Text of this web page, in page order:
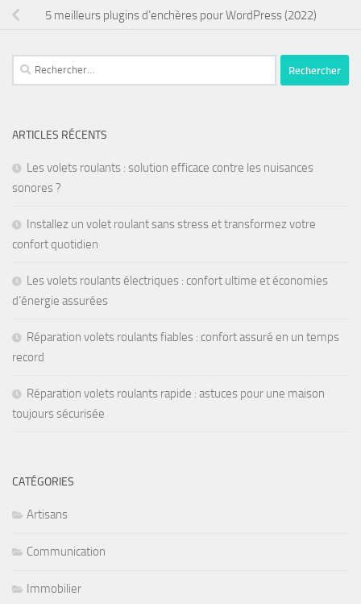
5 meilleurs plugins d’enchères pour WordPress (2022)
ARTICLES RÉCENTS
Les volets roulants : solution efficace contre les nuisances
sonores ?
Installez un volet roulant sans stress et transformez votre
confort quotidien
Les volets roulants électriques : confort ultime et économies
d’énergie assurées
Réparation volets roulants fiables : confort assuré en un temps
record
Réparation volets roulants rapide : astuces pour une maison
toujours sécurisée
CATÉGORIES
Artisans
Communication
Immobilier